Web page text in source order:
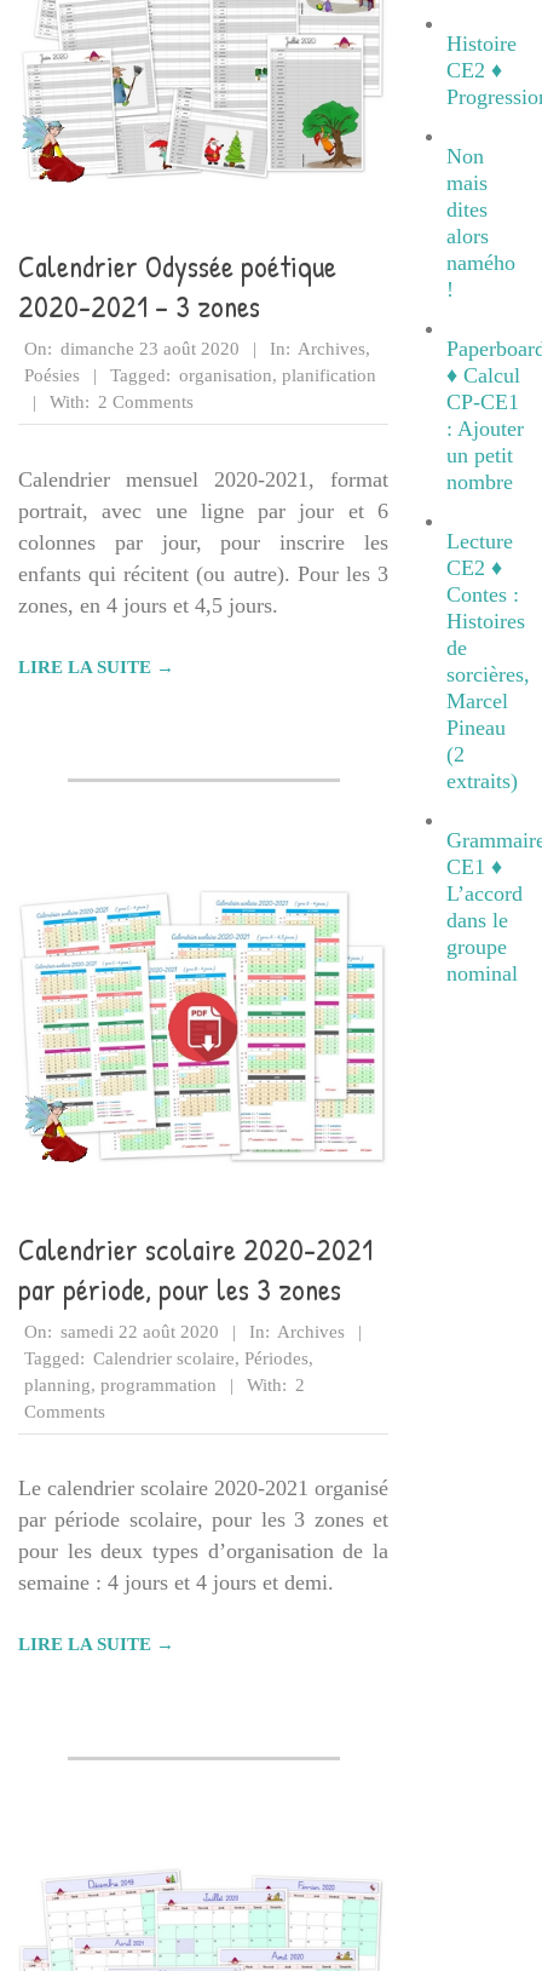
Calendrier Odyssée poétique
2020-2021 – 3 zones
2020-
08-
On: dimanche 23 août 2020 In: Archives,
Poésies
Tagged: organisation, planification
With: 2 Comments
Calendrier mensuel 2020-2021, format
portrait, avec une ligne par jour et 6
colonnes par jour, pour inscrire les
enfants qui récitent (ou autre). Pour les 3
zones, en 4 jours et 4,5 jours.
LIRE LA SUITE →
Calendrier scolaire 2020-2021
par période, pour les 3 zones
2020-
08-
22
On: samedi 22 août 2020 In: Archives
Tagged: Calendrier scolaire, Périodes,
planning, programmation With: 2
Comments
Le calendrier scolaire 2020-2021 organisé
par période scolaire, pour les 3 zones et
pour les deux types d’organisation de la
semaine : 4 jours et 4 jours et demi.
LIRE LA SUITE →
Histoire
CE2 ♦
Non
mais
dites
alors
namého
!
♦ Calcul
CP-CE1
: Ajouter
un petit
nombre
Lecture
CE2 ♦
Contes :
Histoires
de
sorcières,
Marcel
Pineau
(2
extraits)
CE1 ♦
L’accord
dans le
groupe
nominal